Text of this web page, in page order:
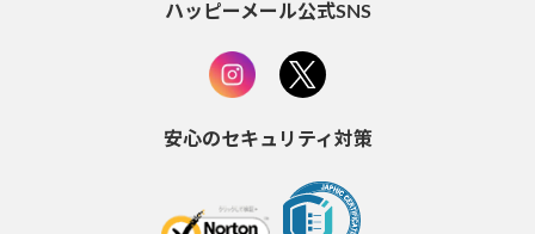
ハッピーメール公式SNS
安心のセキュリティ対策